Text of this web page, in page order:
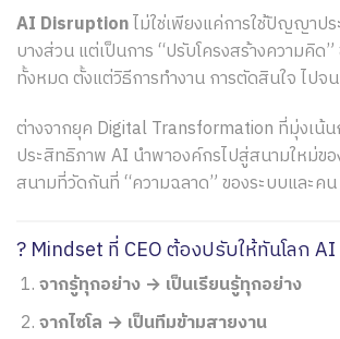
AI Disruptionไม่ใช่เพียงแค่การใช้ปัญญาป
บางส่วน แต่เป็นการ “ปรับโครงสร้างความคิด
ทั้งหมด ตั้งแต่วิธีการทำงาน การตัดสินใจ ไปจ
ต่างจากยุค Digital Transformation ที่มุ่งเน้น
ประสิทธิภาพ AI นำพาองค์กรไปสู่สนามใหม่ข
สนามที่วัดกันที่ “ความฉลาด” ของระบบและคน
? Mindset ที่ CEO ต้องปรับให้ทันโลก AI
จากรู้ทุกอย่าง → เป็นเรียนรู้ทุกอย่าง
จากไซโล → เป็นทีมข้ามสายงาน